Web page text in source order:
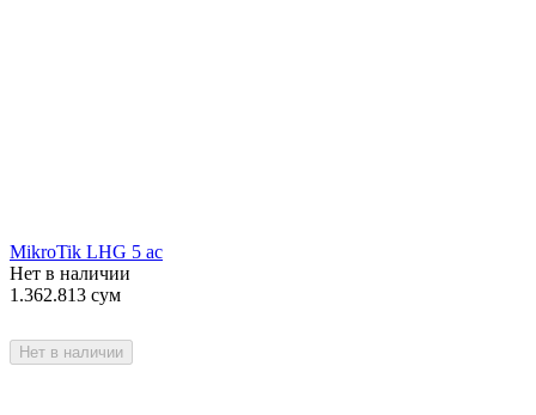
MikroTik LHG 5 ac
Нет в наличии
1.362.813 сум
Нет в наличии